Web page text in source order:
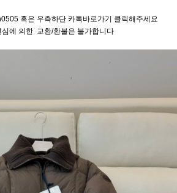
혹은 우측하단 카톡바로가기 클릭해주세요
에 의한 교환/환불은 불가합니다